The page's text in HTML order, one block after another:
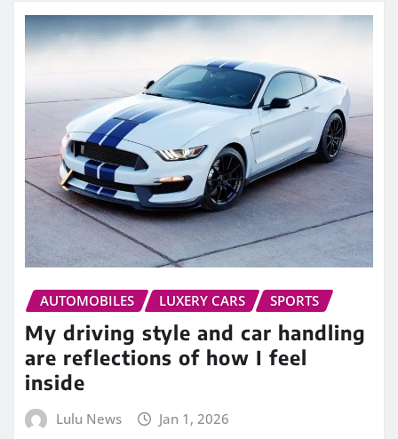
AUTOMOBILES LUXERY CARS SPORTS
My driving style and car handling
are reflections of how I feel
inside
Lulu News Jan 1, 2026